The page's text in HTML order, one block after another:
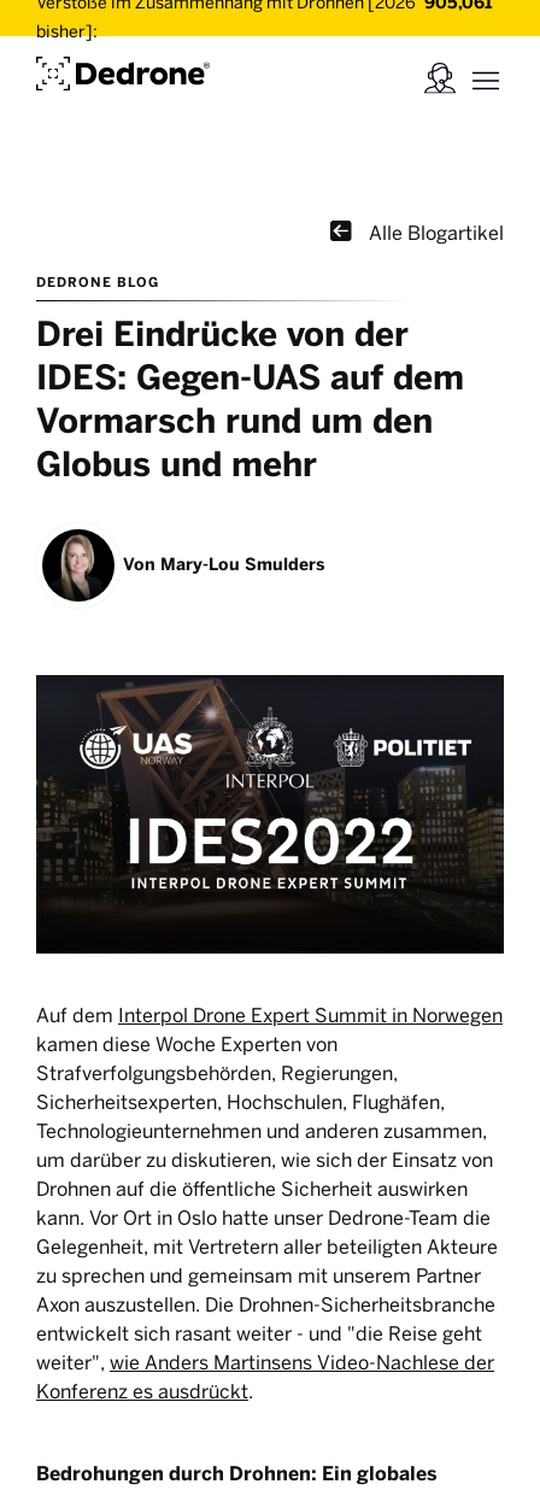
bisher]:
 Alle Blogartikel
DEDRONE BLOG
Drei Eindrücke von der
IDES: Gegen-UAS auf dem
Vormarsch rund um den
Globus und mehr
Von Mary-Lou Smulders
Auf dem Interpol Drone Expert Summit in Norwegen
kamen diese Woche Experten von
Strafverfolgungsbehörden, Regierungen,
Sicherheitsexperten, Hochschulen, Flughäfen,
Technologieunternehmen und anderen zusammen,
um darüber zu diskutieren, wie sich der Einsatz von
Drohnen auf die öffentliche Sicherheit auswirken
kann. Vor Ort in Oslo hatte unser Dedrone-Team die
Gelegenheit, mit Vertretern aller beteiligten Akteure
zu sprechen und gemeinsam mit unserem Partner
Axon auszustellen. Die Drohnen-Sicherheitsbranche
entwickelt sich rasant weiter - und "die Reise geht
weiter", wie Anders Martinsens Video-Nachlese der
Konferenz es ausdrückt.
Bedrohungen durch Drohnen: Ein globales